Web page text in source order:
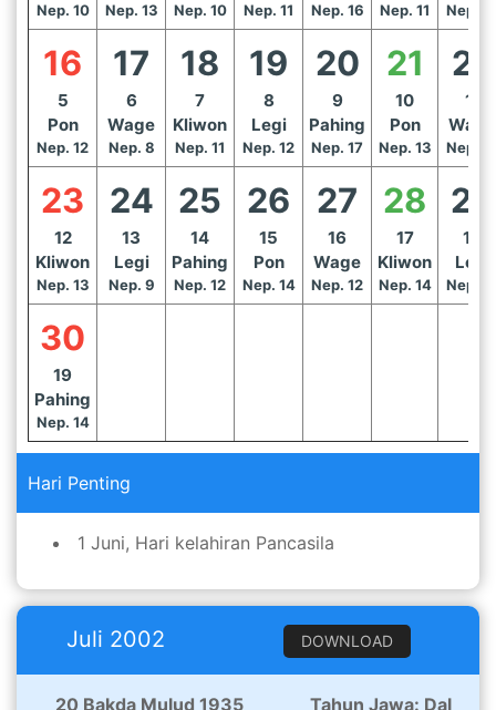
Nep. 10 Nep. 13 Nep. 10 Nep. 11 Nep. 16 Nep. 11 Nep.
16
5
Pon
Nep. 12
17
6
Wage
Nep. 8
18
7
Kliwon
Nep. 11
19
8
Legi
Nep. 12
20
9
Pahing
Nep. 17
21
10
Pon
Nep. 13
22
11
Wage
Nep.
23
12
Kliwon
Nep. 13
24
13
Legi
Nep. 9
25
14
Pahing
Nep. 12
26
15
Pon
Nep. 14
27
16
Wage
Nep. 12
28
17
Kliwon
Nep. 14
29
18
Legi
Nep.
30
19
Pahing
Nep. 14
Hari Penting
1 Juni, Hari kelahiran Pancasila
Juli 2002 DOWNLOAD
20 Bakda Mulud 1935 Tahun Jawa: Dal